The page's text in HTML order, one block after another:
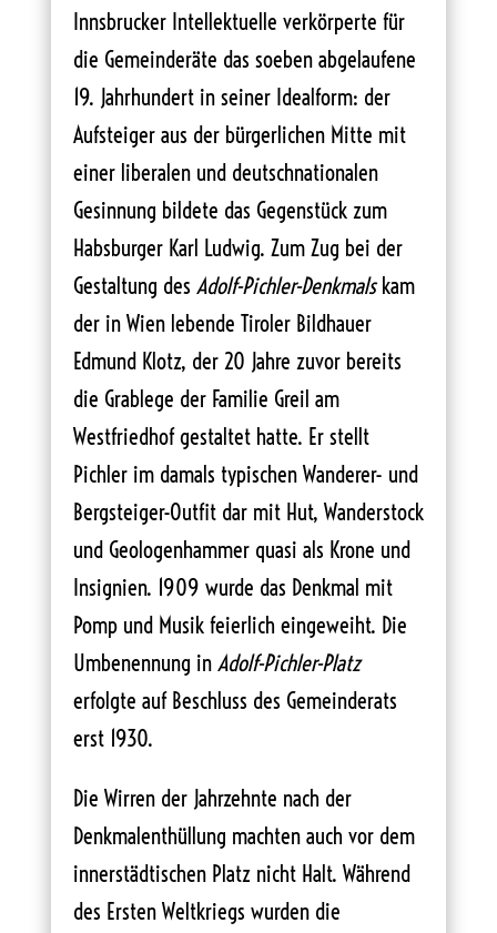
Innsbrucker Intellektuelle verkörperte für
die Gemeinderäte das soeben abgelaufene
19. Jahrhundert in seiner Idealform: der
Aufsteiger aus der bürgerlichen Mitte mit
einer liberalen und deutschnationalen
Gesinnung bildete das Gegenstück zum
Habsburger Karl Ludwig. Zum Zug bei der
Gestaltung des Adolf-Pichler-Denkmalskam
der in Wien lebende Tiroler Bildhauer
Edmund Klotz, der 20 Jahre zuvor bereits
die Grablege der Familie Greil am
Westfriedhof gestaltet hatte. Er stellt
Pichler im damals typischen Wanderer- und
Bergsteiger-Outfit dar mit Hut, Wanderstock
und Geologenhammer quasi als Krone und
Insignien. 1909 wurde das Denkmal mit
Pomp und Musik feierlich eingeweiht. Die
Umbenennung in Adolf-Pichler-Platz
erfolgte auf Beschluss des Gemeinderats
erst 1930.
Die Wirren der Jahrzehnte nach der
Denkmalenthüllung machten auch vor dem
innerstädtischen Platz nicht Halt. Während
des Ersten Weltkriegs wurden die